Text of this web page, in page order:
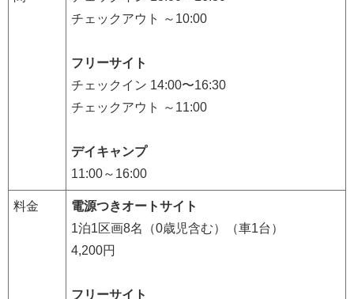
チェックアウト ～10:00
フリーサイト
チェックイン 14:00〜16:30
チェックアウト ～11:00
デイキャンプ
11:00～16:00
料金
電源つきオートサイト
1泊1区画8名（0歳児含む）（車1台）
4,200円
フリーサイト